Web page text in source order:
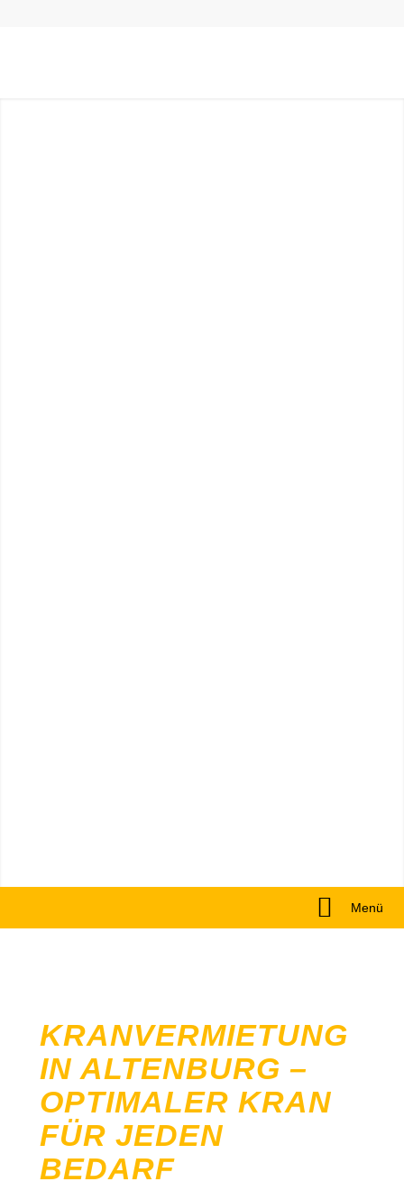
Menü
KRANVERMIETUNG
IN ALTENBURG –
OPTIMALER KRAN
FÜR JEDEN
BEDARF